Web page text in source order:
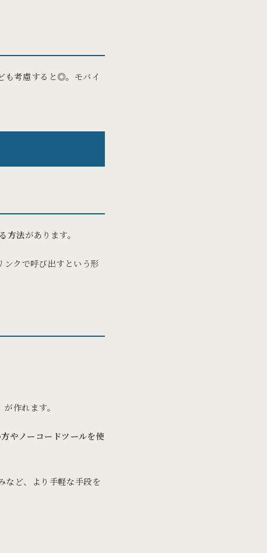
も考慮すると◎。モバイ
方法があります。
ンクで呼び出すという形
作れます。
やノーコードツールを使
など、より手軽な手段を